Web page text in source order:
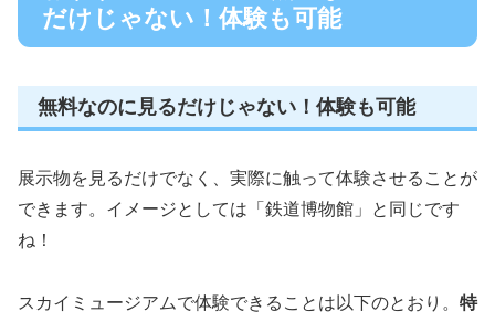
だけじゃない！体験も可能
無料なのに見るだけじゃない！体験も可能
展示物を見るだけでなく、実際に触って体験させることが
できます。イメージとしては「鉄道博物館」と同じです
ね！
スカイミュージアムで体験できることは以下のとおり。 特